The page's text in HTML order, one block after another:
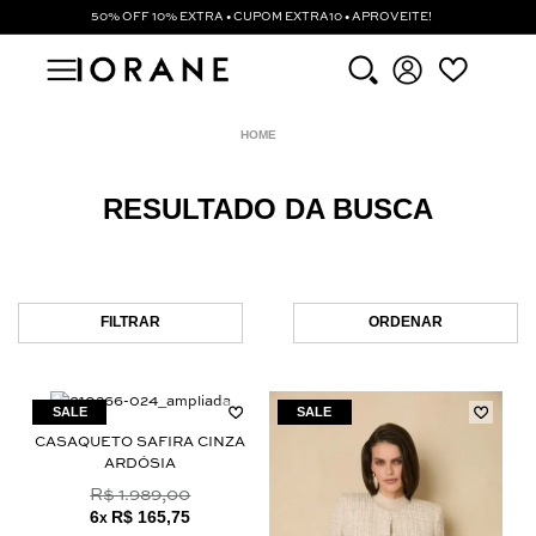
50% OFF 10% EXTRA • CUPOM EXTRA10 • APROVEITE!
RESULTADO DA BUSCA
FILTRAR ORDENAR
CASAQUETO SAFIRA CINZA
ARDÓSIA
R$ 1.989,00
6x R$ 165,75